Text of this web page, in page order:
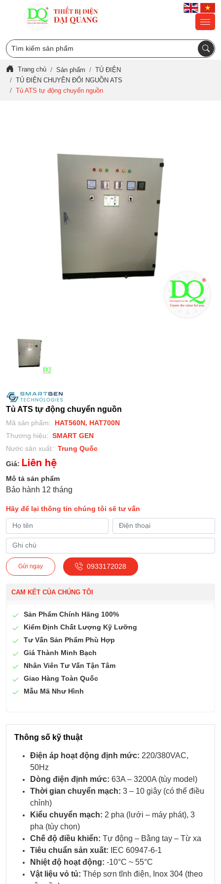
Trang chủ Sản phẩm
TỦ ĐIỆN
TỦ ĐIỆN CHUYÊN ĐỔI NGUỒN ATS
Tủ ATS tự động chuyển nguồn
Tủ ATS tự động chuyển nguồn
Mã sản phẩm:
HAT560N, HAT700N
Thương hiệu: SMART GEN
Nước sản xuất: Trung Quốc
Giá: Liên hệ
Mô tả sản phẩm
Bảo hành 12 tháng
Hãy để lại thông tin chúng tôi sẽ tư vấn
Gửi ngay 0933172028
CAM KẾT CỦA CHÚNG TÔI
Sản Phẩm Chính Hãng 100%
Kiểm Định Chất Lượng Kỹ Lưỡng
Tư Vấn Sản Phẩm Phù Hợp
Giá Thành Minh Bạch
Nhân Viên Tư Vấn Tận Tâm
Giao Hàng Toàn Quốc
Mẫu Mã Như Hình
Thông số kỹ thuật
Điện áp hoạt động định mức: 220/380VAC,
50Hz
Dòng điện định mức: 63A – 3200A (tùy model)
Thời gian chuyển mạch: 3 – 10 giây (có thể điều
chỉnh)
Kiểu chuyển mạch: 2 pha (lưới – máy phát), 3
pha (tùy chọn)
Chế độ điều khiển: Tự động – Bằng tay – Từ xa
Tiêu chuẩn sản xuất: IEC 60947-6-1
Nhiệt độ hoạt động: -10°C ~ 55°C
Vật liệu vỏ tủ: Thép sơn tĩnh điện, Inox 304 (theo